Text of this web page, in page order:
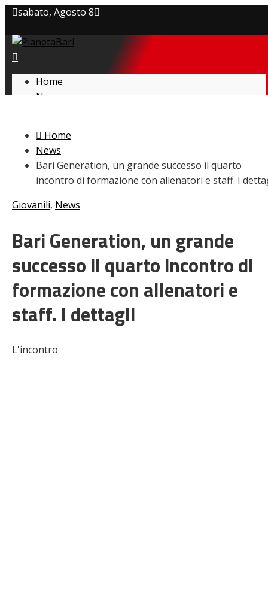
sabato, Agosto 8
Privacy policy
Cookie Policy
Home
News
L’avversario
Giovanili
Le pagelle
Interviste
Focus
Serie B
Video
Home
News
Bari Generation, un grande successo il quarto
incontro di formazione con allenatori e staff. I
Giovanili, News
Bari Generation, un grande
successo il quarto incontro di
formazione con allenatori e
staff. I dettagli
L'incontro